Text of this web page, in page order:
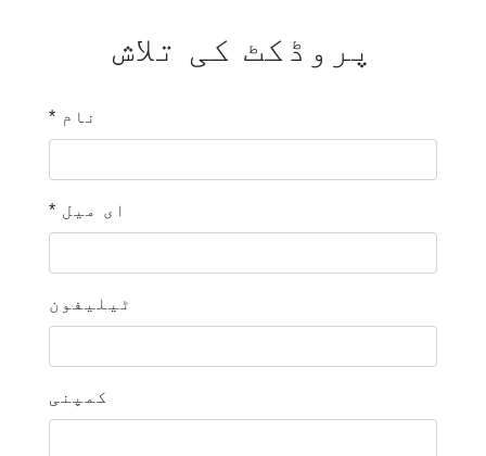
پروڈکٹ کی تلاش
* نام
* ای میل
ٹیلیفون
کمپنی